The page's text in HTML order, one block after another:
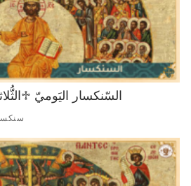
♱السّنكسار اليَوميّ ♱الثُّلاثاء في